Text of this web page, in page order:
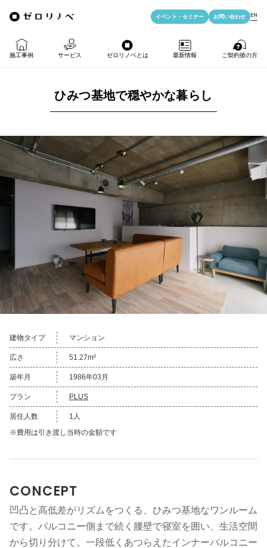
施工事例 サービス
物件購入＋リノベ
物件購入
売却・住み替え
法人向けリノベ
リノベ料金プラン
ゼロリノベとは
ゼロリノベの特徴
ゼロリノベの安心予算
満足度アンケート
メディア掲載
最新情報
イベント・セミナー
資料ダウンロード
よくある質問
ご契約後の方
LIFE PASSPORT
イベント・ セミナー お問い合わせ EN
ひみつ基地で穏やかな暮らし
建物タイプ マンション
広さ 51.27m²
築年月 1986年03月
プラン PLUS
居住人数
1人
※費用は引き渡し当時の金額です
CONCEPT
凹凸と高低差がリズムをつくる、ひみつ基地なワンルーム
です。バルコニー側まで続く腰壁で寝室を囲い、生活空間
から切り分けて。一段低くあつらえたインナーバルコニー